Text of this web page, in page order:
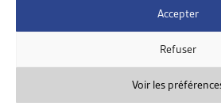
Accepter
Refuser
Voir les
6B